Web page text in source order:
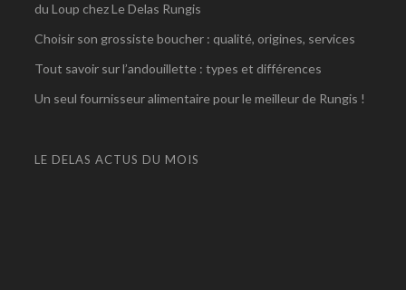
du Loup chez Le Delas Rungis
Choisir son grossiste boucher : qualité, origines, services
Tout savoir sur l’andouillette : types et différences
Un seul fournisseur alimentaire pour le meilleur de Rungis !
LE DELAS ACTUS DU MOIS